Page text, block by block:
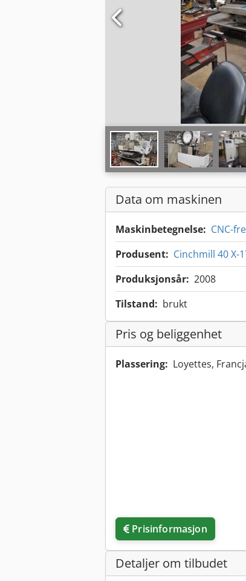
Data om maskinen
Maskinbetegnelse: CNC-
Produsent: Cinchmill 40 X-
Produksjonsår: 2008
Tilstand: brukt
Pris og beliggenhet
Plassering: Loyettes,
Prisinformasjon
Detaljer om tilbudet